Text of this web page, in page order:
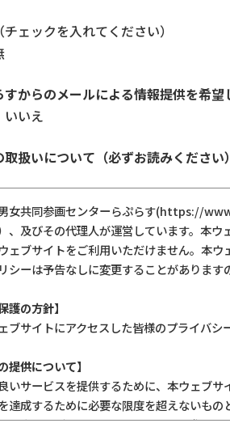
（チェックを入れてください）
からのメールによる情報提供を希望
いいえ
扱いについて（必ずお読みください）
女共同参画センターらぷらす(https://
、及びその代理人が運営しています。本
ェブサイトをご利用いただけません。本
シーは予告なしに変更することがあります
護の方針】
ブサイトにアクセスした皆様のプライバ
提供について】
いサービスを提供するために、本ウェブ
達成するために必要な限度を超えないもの
が本ウェブサイトにアクセスされる際に